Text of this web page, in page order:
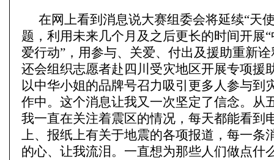
在网上看到消息说大赛组委会将延续“天
题，利用未来几个月及之后更长的时间开展
爱行动”，用参与、关爱、付出及援助重新
还会组织志愿者赴四川受灾地区开展专项援
以中华小姐的品牌号召力吸引更多人参与到
作中。这个消息让我又一次坚定了信念。从
我一直在关注着震区的情况，每天都能看到
上、报纸上有关于地震的各项报道，每一条
的心、让我流泪。一直想为那些人们做点什